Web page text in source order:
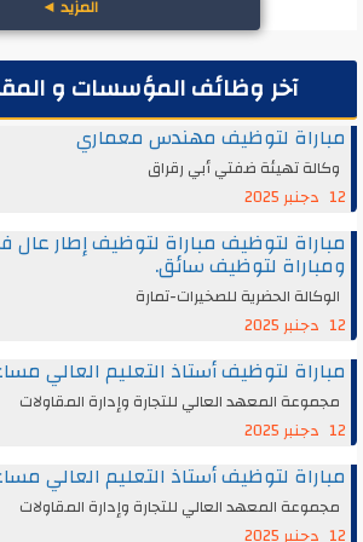
◄
آخر وظائف المؤسسات و
لتوظيف مهندس معماري
تهيئة ضفتي أبي رقراق
لتوظيف مباراة لتوظيف إطار عال في
لتوظيف سائق.
الحضرية للصخيرات-تمارة
لتوظيف أستاذ التعليم العالي مساعد من
المعهد العالي للتجارة وإدارة المقاولات
لتوظيف أستاذ التعليم العالي مساعد من
المعهد العالي للتجارة وإدارة المقاولات